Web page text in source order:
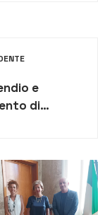
e
di